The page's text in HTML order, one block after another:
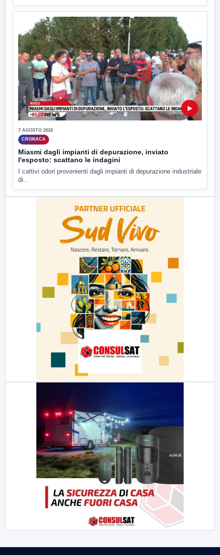
▶
7 AGOSTO 2026
CRONACA
Miasmi dagli impianti di depurazione, inviato
l'esposto: scattano le indagini
I cattivi odori provenienti dagli impianti di depurazione industriale
di...